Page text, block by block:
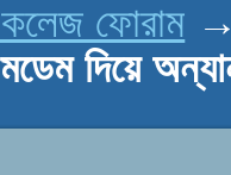
কলেজ ফোরাম
দিয়ে